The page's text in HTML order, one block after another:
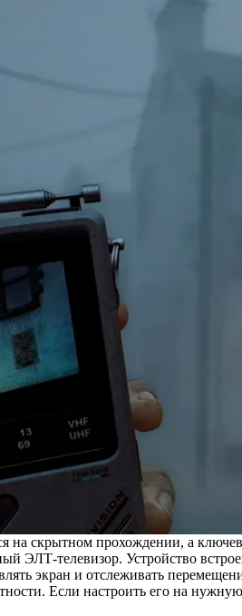
на скрытном прохождении, а
ЭЛТ-телевизор. Устройство
экран и отслеживать
Если настроить его на